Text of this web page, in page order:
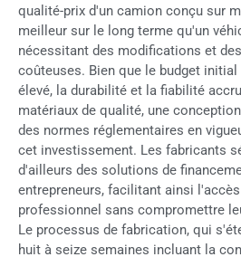
qualité-prix d'un camion conçu sur
meilleur sur le long terme qu'un
nécessitant des modifications et
coûteuses. Bien que le budget
élevé, la durabilité et la fiabilité
matériaux de qualité, une
des normes réglementaires en
cet investissement. Les fabricants
d'ailleurs des solutions de
entrepreneurs, facilitant ainsi
professionnel sans compromettre
Le processus de fabrication, qui
huit à seize semaines incluant la